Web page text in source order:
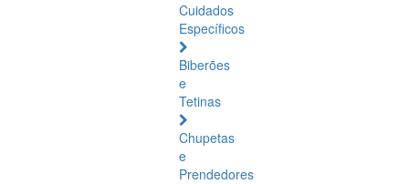
Cuidados
Específicos
Biberões
e
Tetinas
Chupetas
e
Prendedores